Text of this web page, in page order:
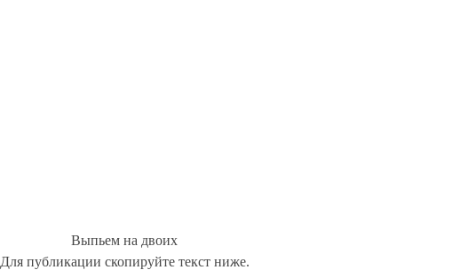
Выпьем на двоих
Для публикации скопируйте текст ниже.